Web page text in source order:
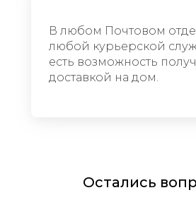
В любом Почтовом
любой курьерской
есть возможность
доставкой на дом.
Остались